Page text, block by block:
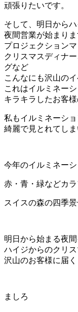
頑張りたいです。
そして、明日から
夜間営業が始まりま
プロジェクション
クリスマスディナ
グなど
こんなにも沢山の
これはイルミネー
キラキラしたお客
私もイルミネーショ
綺麗で見とれてし
今年のイルミネー
赤・青・緑などカ
スイスの森の四季
明日から始まる夜
ハイジからのクリス
沢山のお客様に届く
ましろ